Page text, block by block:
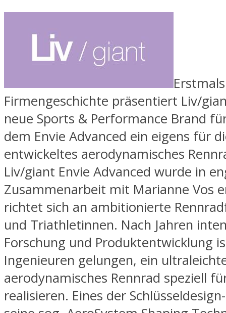
Firmengeschichte präsentiert Liv/
neue Sports & Performance Brand
dem Envie Advanced ein eigens für
entwickeltes aerodynamisches
Liv/giant Envie Advanced wurde in
Zusammenarbeit mit Marianne Vos
richtet sich an ambitionierte
und Triathletinnen. Nach Jahren
Forschung und Produktentwicklung
Ingenieuren gelungen, ein
aerodynamisches Rennrad speziell
realisieren. Eines der